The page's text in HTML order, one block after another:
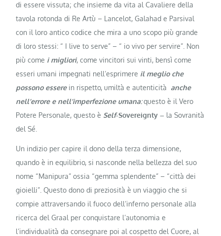
di essere vissuta; che insieme da vita al Cavaliere della
tavola rotonda di Re Artù – Lancelot, Galahad e Parsival
con il loro antico codice che mira a uno scopo più grande
di loro stessi: “ I live to serve” – “ io vivo per servire”. Non
più come i migliori, come vincitori sui vinti, bensì come
esseri umani impegnati nell’esprimere il meglio che
possono esserein rispetto, umiltà e autenticità anche
nell’errore e nell’imperfezione umana:questo è il Vero
Potere Personale, questo è Self-Sovereignty – la Sovranità
del Sé.
Un indizio per capire il dono della terza dimensione,
quando è in equilibrio, si nasconde nella bellezza del suo
nome “Manipura” ossia “gemma splendente” – “città dei
gioielli”. Questo dono di preziosità è un viaggio che si
compie attraversando il fuoco dell’inferno personale alla
ricerca del Graal per conquistare l’autonomia e
l’individualità da consegnare poi al cospetto del Cuore, al